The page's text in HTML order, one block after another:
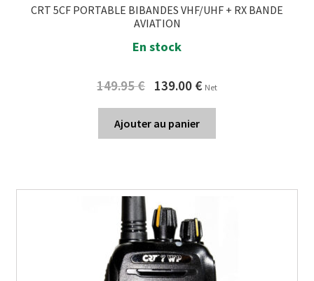
CRT 5CF PORTABLE BIBANDES VHF/UHF + RX BANDE
AVIATION
En stock
149.95€
Original
139.00 €Current
Net
Ajouter au panier